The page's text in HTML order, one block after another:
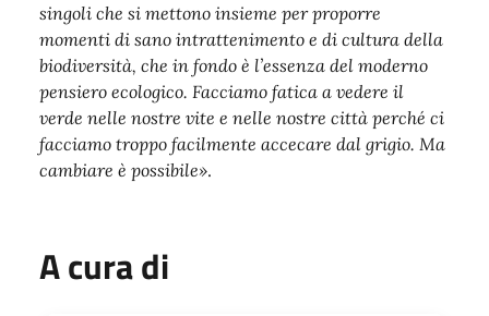
singoli che si mettono insieme per proporre
momenti di sano intrattenimento e di cultura della
biodiversità, che in fondo è l’essenza del moderno
pensiero ecologico. Facciamo fatica a vedere il
verde nelle nostre vite e nelle nostre città perché ci
facciamo troppo facilmente accecare dal grigio. Ma
cambiare è possibile».
A cura di